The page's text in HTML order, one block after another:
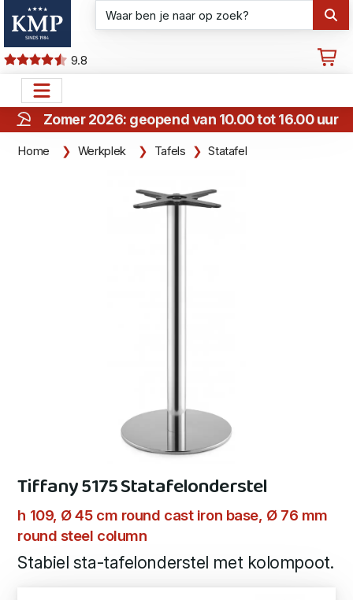
9.8
Zomer 2026: geopend van 10.00 tot 16.00 uur
Home Werkplek Tafels Statafel
Tiffany 5175 Statafelonderstel
h 109, Ø 45 cm round cast iron base, Ø 76 mm
round steel column
Stabiel sta-tafelonderstel met kolompoot.